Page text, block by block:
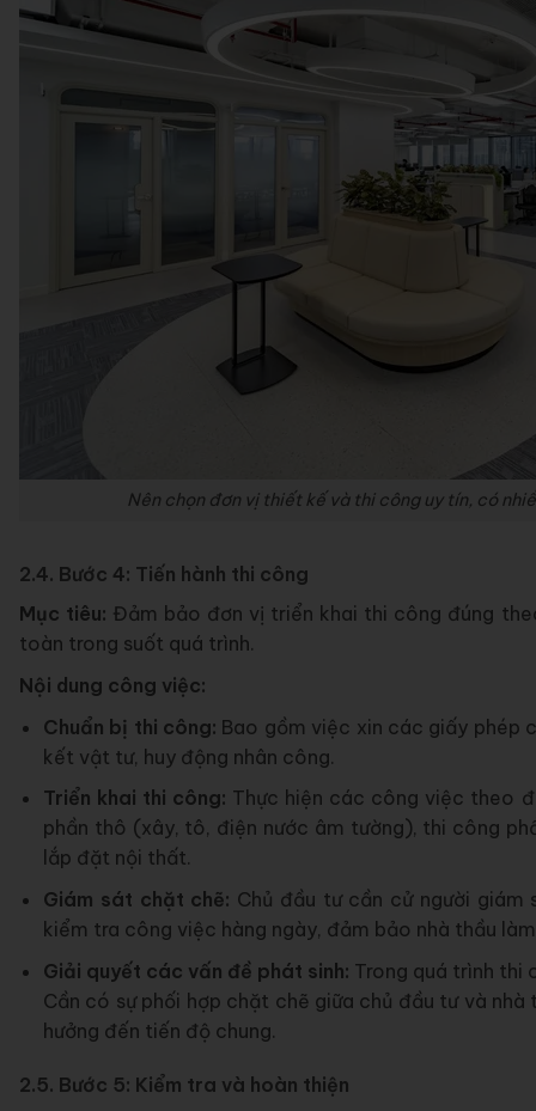
Nên chọn đơn vị thiết kế và thi công uy tín, có
2.4. Bước 4: Tiến hành thi công
Mục tiêu: Đảm bảo đơn vị triển khai thi công đúng
toàn trong suốt quá trình.
Nội dung công việc:
Chuẩn bị thi công: Bao gồm việc xin các giấy phép
kết vật tư, huy động nhân công.
Triển khai thi công: Thực hiện các công việc theo
phần thô (xây, tô, điện nước âm tường), thi công
lắp đặt nội thất.
Giám sát chặt chẽ: Chủ đầu tư cần cử người
kiểm tra công việc hàng ngày, đảm bảo nhà thầu
Giải quyết các vấn đề phát sinh: Trong quá trình thi
Cần có sự phối hợp chặt chẽ giữa chủ đầu tư và
hưởng đến tiến độ chung.
2.5. Bước 5: Kiểm tra và hoàn thiện